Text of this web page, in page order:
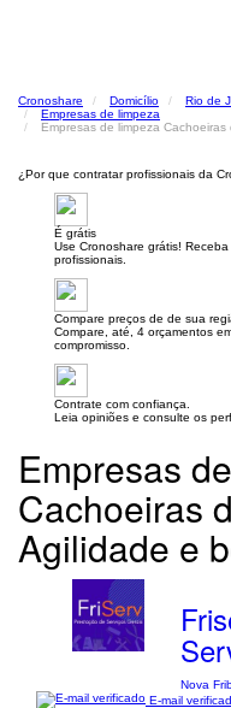
Cronoshare Domicílio Rio de
Empresas de limpeza
Empresas de limpeza
¿Por que contratar profissionais da
É grátis
Use Cronoshare grátis!
profissionais.
Compare preços de de sua
Compare, até, 4 orçamentos
compromisso.
Contrate com confiança.
Leia opiniões e consulte os
Empresas
Cachoeiras
Agilidade e
Nova
E-mail